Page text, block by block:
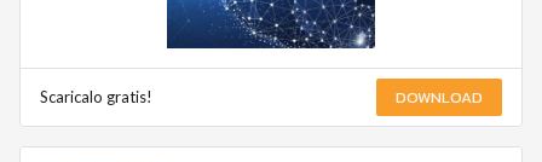
Scaricalo gratis! DOWNLOAD